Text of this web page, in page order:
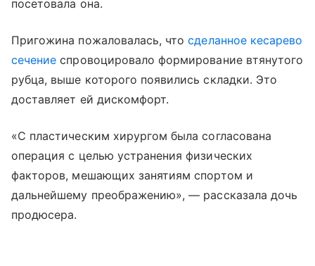
посетовала она.
Пригожина пожаловалась, чтосделанное кесарево
сечение спровоцировало формирование втянутого
рубца, выше которого появились складки. Это
доставляет ей дискомфорт.
«С пластическим хирургом была согласована
операция с целью устранения физических
факторов, мешающих занятиям спортом и
дальнейшему преображению», — рассказала дочь
продюсера.